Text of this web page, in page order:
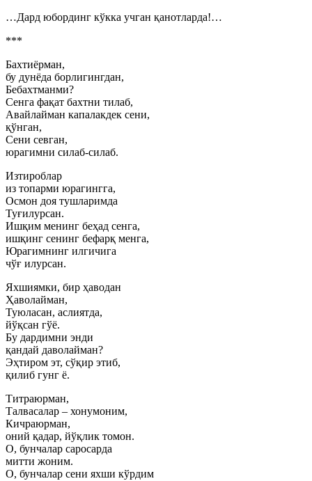
…Дард юбординг кўкка учган қанотларда!…
***
Бахтиёрман,
бу дунёда борлигингдан,
Бебахтманми?
Сенга фақат бахтни тилаб,
Авайлайман капалакдек сени,
қўнган,
Сени севган,
юрагимни силаб-силаб.
Изтироблар
из топарми юрагингга,
Осмон доя тушларимда
Туғилурсан.
Ишқим менинг беҳад сенга,
ишқинг сенинг бефарқ менга,
Юрагимнинг илгичига
чўғ илурсан.
Яхшиямки, бир ҳаводан
Ҳаволайман,
Туюласан, аслиятда,
йўқсан гўё.
Бу дардимни энди
қандай даволайман?
Эҳтиром эт, сўқир этиб,
қилиб гунг ё.
Титраюрман,
Талвасалар – хонумоним,
Кичраюрман,
оний қадар, йўқлик томон.
О, бунчалар саросарда
митти жоним.
О, бунчалар сени яхши кўрдим